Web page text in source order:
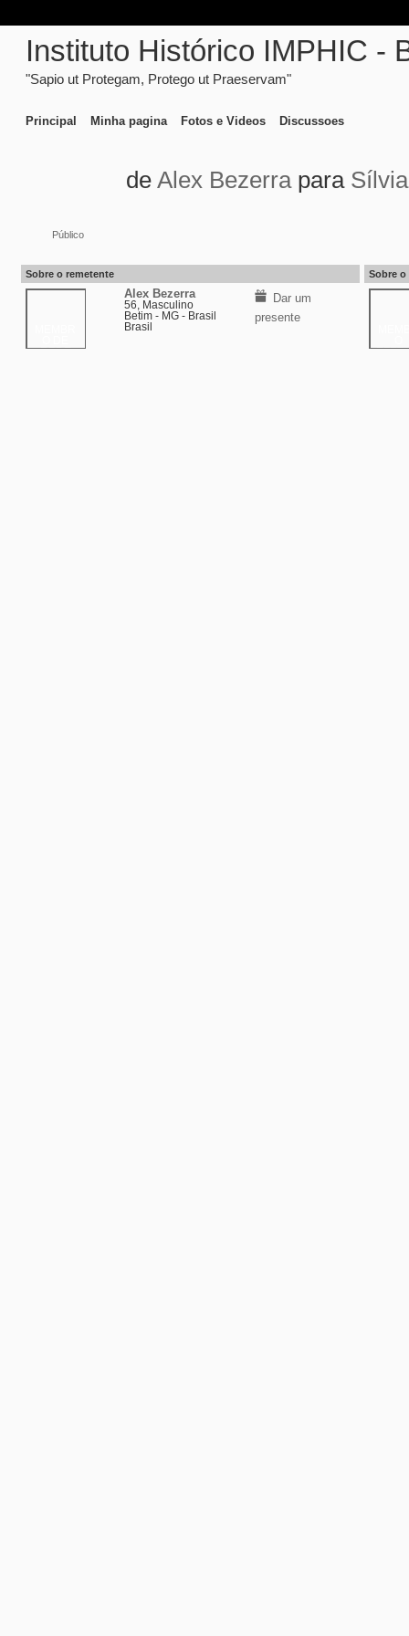
Instituto Histórico IMPHIC -
"Sapio ut Protegam, Protego ut Praeservam"
Principal Minha pagina Fotos e Videos Discussoes
Público
de Alex Bezerrapara
Sobre o remetente
REDE
Alex Bezerra
56, Masculino
Betim - MG - Brasil
Brasil
Dar um
presente
Sobre